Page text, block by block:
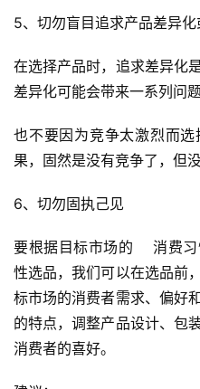
5、切勿盲目追求产品差异
在选择产品时，追求差异化
差异化可能会带来一系列问
也不要因为竞争太激烈而
果，固然是没有竞争了，但
6、切勿固执己见
要根据目标市场的    消费
性选品，我们可以在选品前
标市场的消费者需求、偏好
的特点，调整产品设计、包
消费者的喜好。